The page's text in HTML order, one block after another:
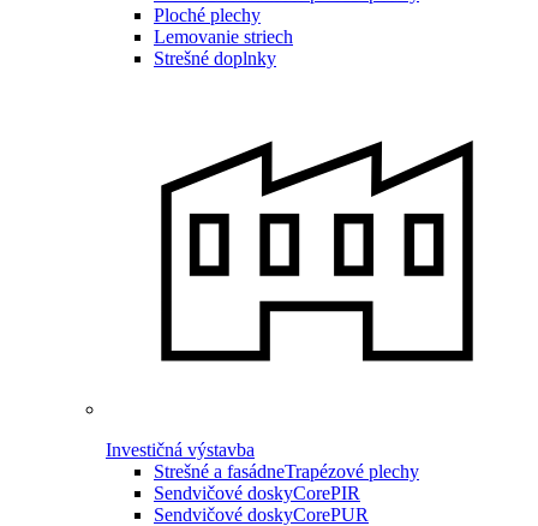
Ploché plechy
Lemovanie striech
Strešné doplnky
Investičná výstavba
Strešné a fasádneTrapézové plechy
Sendvičové doskyCorePIR
Sendvičové doskyCorePUR